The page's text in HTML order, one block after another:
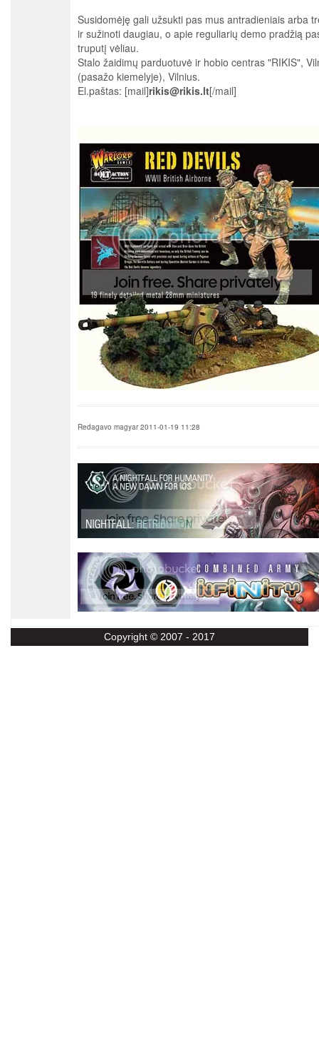
Susidomėję gali užsukti pas mus antradieniais arba
ir sužinoti daugiau, o apie reguliarių demo pradžią
truputį vėliau.
Stalo žaidimų parduotuvė ir hobio centras "RIKIS",
(pasažo kiemelyje), Vilnius.
El.paštas: [mail]rikis@rikis.lt[/mail]
Redagavo magyar 2011-01-19 11:28
Copyright © 2007 - 2017